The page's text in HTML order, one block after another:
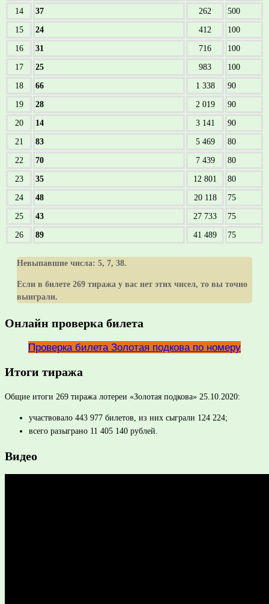
14 37 262 500
15 24 412 100
16 31 716 100
17 25 983 100
18 66 1 338 90
19 28 2 019 90
20 14 3 141 90
21 83 5 469 80
22 70 7 439 80
23 35 12 801 80
24 48 20 118 75
25 43 27 733 75
26 89 41 489 75
Невыпавшие числа: 5, 7, 38.
Если в билете 269 тиража у вас нет этих чисел, то вы точно
выиграли.
Онлайн проверка билета
Проверка билета Золотая подкова по номеру
Итоги тиража
Общие итоги 269 тиража лотереи «Золотая подкова» 25.10.2020:
участвовало 443 977 билетов, из них сыграли 124 224;
всего разыграно 11 405 140 рублей.
Видео